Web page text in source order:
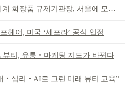
화장품 규제기관장, 서울에 모인다
헤어, 미국 ‘세포라’ 공식 입점
뷰티, 유통‧마케팅 지도가 바뀐다
‧심리‧AI로 그린 미래 뷰티 교육”